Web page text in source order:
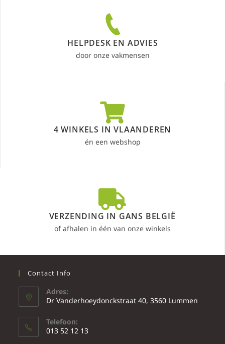
HELPDESK EN ADVIES
door onze vakmensen
4 WINKELS IN VLAANDEREN
én een webshop
VERZENDING IN GANS BELGIË
of afhalen in één van onze winkels
Contact Info
Adres:
Dr Vanderhoeydonckstraat 40, 3560 Lummen
Telefoon:
013 52 12 13